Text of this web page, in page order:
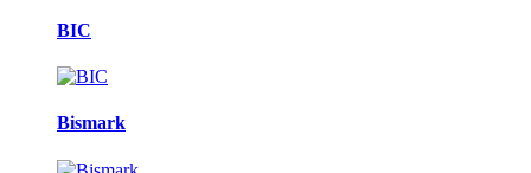
BIC
Bismark